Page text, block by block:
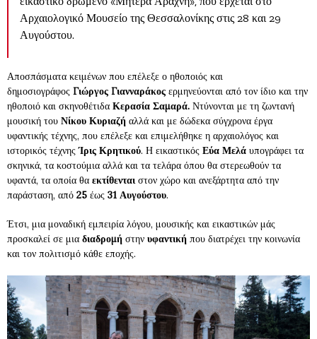
Αρχαιολογικό Μουσείο της Θεσσαλονίκης στις 28 και 29
Αυγούστου.
Αποσπάσματα κειμένων που επέλεξε ο ηθοποιός και
δημοσιογράφος Γιώργος Γιανναράκος ερμηνεύονται από τον ίδιο και την
ηθοποιό και σκηνοθέτιδα Κερασία Σαμαρά. Ντύνονται με τη ζωντανή
μουσική του Νίκου Κυριαζή αλλά και με δώδεκα σύγχρονα έργα
υφαντικής τέχνης, που επέλεξε και επιμελήθηκε η αρχαιολόγος και
ιστορικός τέχνηςΊρις Κρητικού. Η εικαστικός Εύα Μελά υπογράφει τα
σκηνικά, τα κοστούμια αλλά και τα τελάρα όπου θα στερεωθούν τα
υφαντά, τα οποία θα εκτίθενταιστον χώρο και ανεξάρτητα από την
παράσταση, από 25 έως 31 Αυγούστου.
Έτσι, μια μοναδική εμπειρία λόγου, μουσικής και εικαστικών μάς
προσκαλεί σε μια διαδρομή στην υφαντική που διατρέχει την κοινωνία
και τον πολιτισμό κάθε εποχής.